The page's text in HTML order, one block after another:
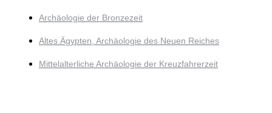
Archäologie der Bronzezeit
Altes Ägypten, Archäologie des Neuen Reiches
Mittelalterliche Archäologie der Kreuzfahrerzeit